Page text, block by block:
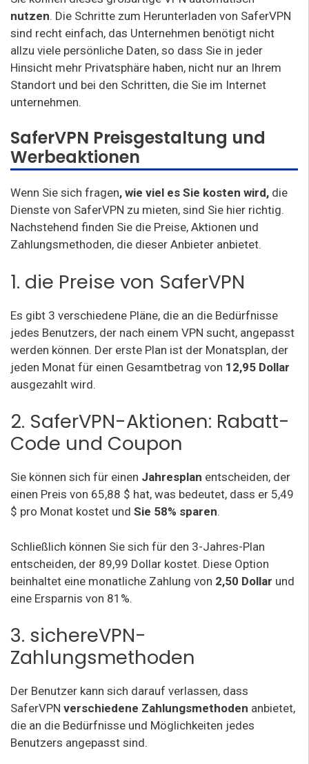
nutzen. Die Schritte zum Herunterladen von SaferVPN
sind recht einfach, das Unternehmen benötigt nicht
allzu viele persönliche Daten, so dass Sie in jeder
Hinsicht mehr Privatsphäre haben, nicht nur an Ihrem
Standort und bei den Schritten, die Sie im Internet
unternehmen.
SaferVPN Preisgestaltung und
Werbeaktionen
Wenn Sie sich fragen, wie viel es Sie kosten wird, die
Dienste von SaferVPN zu mieten, sind Sie hier richtig.
Nachstehend finden Sie die Preise, Aktionen und
Zahlungsmethoden, die dieser Anbieter anbietet.
1. die Preise von SaferVPN
Es gibt 3 verschiedene Pläne, die an die Bedürfnisse
jedes Benutzers, der nach einem VPN sucht, angepasst
werden können. Der erste Plan ist der Monatsplan, der
jeden Monat für einen Gesamtbetrag von 12,95 Dollar
ausgezahlt wird.
2. SaferVPN-Aktionen: Rabatt-
Code und Coupon
Sie können sich für einen Jahresplan entscheiden, der
einen Preis von 65,88 $ hat, was bedeutet, dass er 5,49
$ pro Monat kostet und Sie 58% sparen.
Schließlich können Sie sich für den 3-Jahres-Plan
entscheiden, der 89,99 Dollar kostet. Diese Option
beinhaltet eine monatliche Zahlung von 2,50 Dollar und
eine Ersparnis von 81%.
3. sichereVPN-
Zahlungsmethoden
Der Benutzer kann sich darauf verlassen, dass
SaferVPN verschiedene Zahlungsmethoden anbietet,
die an die Bedürfnisse und Möglichkeiten jedes
Benutzers angepasst sind.